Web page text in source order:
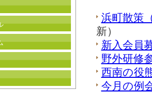
浜町散策
新）
新入会員
野外研修
西南の役
今月の例